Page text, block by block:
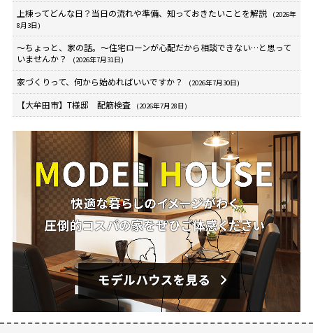
上棟ってどんな日？当日の流れや準備、知っておきたいことを解説
(2026年
8月3日)
～ちょっと、家の話。～住宅ローンが心配だから相談できない…と思って
いませんか？
(2026年7月31日)
家づくりって、何から始めればいいですか？ (2026年7月30日)
【大牟田市】T様邸 配筋検査 (2026年7月28日)